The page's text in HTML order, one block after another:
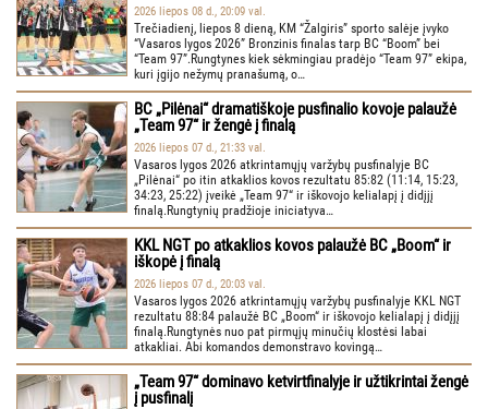
2026 liepos 08 d., 20:09 val.
Trečiadienį, liepos 8 dieną, KM “Žalgiris” sporto salėje įvyko
“Vasaros lygos 2026” Bronzinis finalas tarp BC “Boom” bei
“Team 97”.Rungtynes kiek sėkmingiau pradėjo “Team 97” ekipa,
kuri įgijo nežymų pranašumą, o…
BC „Pilėnai“ dramatiškoje pusfinalio kovoje palaužė
„Team 97“ ir žengė į finalą
2026 liepos 07 d., 21:33 val.
Vasaros lygos 2026 atkrintamųjų varžybų pusfinalyje BC
„Pilėnai“ po itin atkaklios kovos rezultatu 85:82 (11:14, 15:23,
34:23, 25:22) įveikė „Team 97“ ir iškovojo kelialapį į didįjį
finalą.Rungtynių pradžioje iniciatyva…
KKL NGT po atkaklios kovos palaužė BC „Boom“ ir
iškopė į finalą
2026 liepos 07 d., 20:03 val.
Vasaros lygos 2026 atkrintamųjų varžybų pusfinalyje KKL NGT
rezultatu 88:84 palaužė BC „Boom“ ir iškovojo kelialapį į didįjį
finalą.Rungtynės nuo pat pirmųjų minučių klostėsi labai
atkakliai. Abi komandos demonstravo kovingą…
„Team 97“ dominavo ketvirtfinalyje ir užtikrintai žengė
į pusfinalį